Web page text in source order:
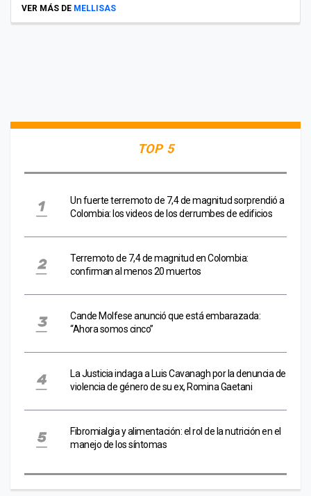
VER MÁS DE MELLISAS
TOP 5
Un fuerte terremoto de 7,4 de magnitud sorprendió a
Colombia: los videos de los derrumbes de edificios
Terremoto de 7,4 de magnitud en Colombia:
confirman al menos 20 muertos
Cande Molfese anunció que está embarazada:
“Ahora somos cinco”
La Justicia indaga a Luis Cavanagh por la denuncia de
violencia de género de su ex, Romina Gaetani
Fibromialgia y alimentación: el rol de la nutrición en el
manejo de los síntomas